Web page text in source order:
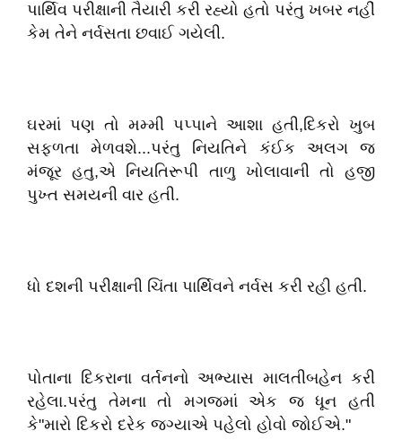
પાર્થિવ પરીક્ષાની તૈયારી કરી રહ્યો હતો પરંતુ ખબર નહીં
કેમ તેને નર્વસતા છવાઈ ગયેલી.
ઘરમાં પણ તો મમ્મી પપ્પાને આશા હતી,દિકરો ખુબ
સફળતા મેળવશે...પરંતુ નિયતિને કંઈક અલગ જ
મંજૂર હતુ,એ નિયતિરૂપી તાળુ ખોલાવાની તો હજી
પુખ્ત સમયની વાર હતી.
ધો દશની પરીક્ષાની ચિંતા પાર્થિવને નર્વસ કરી રહી હતી.
પોતાના દિકરાના વર્તનનો અભ્યાસ માલતીબહેન કરી
રહેલા.પરંતુ તેમના તો મગજમાં એક જ ધૂન હતી
કે"મારો દિકરો દરેક જગ્યાએ પહેલો હોવો જોઈએ."